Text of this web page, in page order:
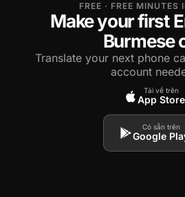
FREE · FREE MINUTES
Make your first
Burmese
Translate your next phone
account
Tải về trên
App Store
Có sẵn trên
Google